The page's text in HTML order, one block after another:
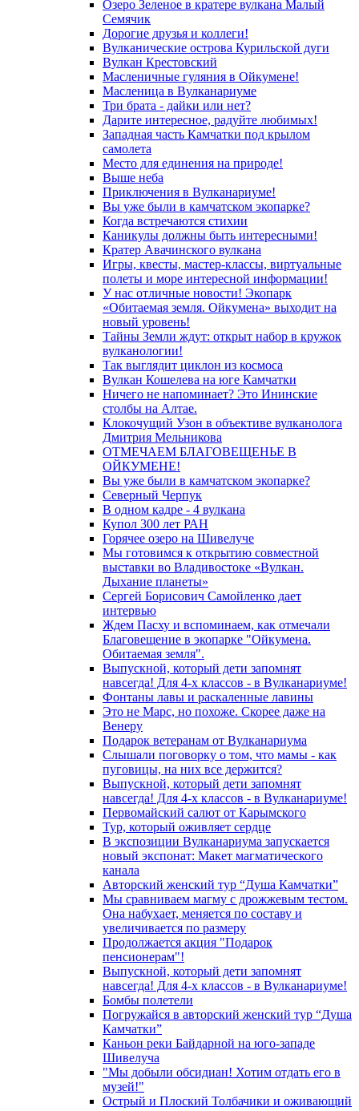
Озеро Зеленое в кратере вулкана Малый
Семячик
Дорогие друзья и коллеги!
Вулканические острова Курильской дуги
Вулкан Крестовский
Масленичные гуляния в Ойкумене!
Масленица в Вулканариуме
Три брата - дайки или нет?
Дарите интересное, радуйте любимых!
Западная часть Камчатки под крылом
самолета
Место для единения на природе!
Выше неба
Приключения в Вулканариуме!
Вы уже были в камчатском экопарке?
Когда встречаются стихии
Каникулы должны быть интересными!
Кратер Авачинского вулкана
Игры, квесты, мастер-классы, виртуальные
полеты и море интересной информации!
У нас отличные новости! Экопарк
«Обитаемая земля. Ойкумена» выходит на
новый уровень!
Тайны Земли ждут: открыт набор в кружок
вулканологии!
Так выглядит циклон из космоса
Вулкан Кошелева на юге Камчатки
Ничего не напоминает? Это Ининские
столбы на Алтае.
Клокочущий Узон в объективе вулканолога
Дмитрия Мельникова
ОТМЕЧАЕМ БЛАГОВЕЩЕНЬЕ В
ОЙКУМЕНЕ!
Вы уже были в камчатском экопарке?
Северный Черпук
В одном кадре - 4 вулкана
Купол 300 лет РАН
Горячее озеро на Шивелуче
Мы готовимся к открытию совместной
выставки во Владивостоке «Вулкан.
Дыхание планеты»
Сергей Борисович Самойленко дает
интервью
Ждем Пасху и вспоминаем, как отмечали
Благовещение в экопарке "Ойкумена.
Обитаемая земля".
Выпускной, который дети запомнят
навсегда! Для 4-х классов - в Вулканариуме!
Фонтаны лавы и раскаленные лавины
Это не Марс, но похоже. Скорее даже на
Венеру
Подарок ветеранам от Вулканариума
Слышали поговорку о том, что мамы - как
пуговицы, на них все держится?
Выпускной, который дети запомнят
навсегда! Для 4-х классов - в Вулканариуме!
Первомайский салют от Карымского
Тур, который оживляет сердце
В экспозиции Вулканариума запускается
новый экспонат: Макет магматического
канала
Авторский женский тур “Душа Камчатки”
Мы сравниваем магму с дрожжевым тестом.
Она набухает, меняется по составу и
увеличивается по размеру
Продолжается акция "Подарок
пенсионерам"!
Выпускной, который дети запомнят
навсегда! Для 4-х классов - в Вулканариуме!
Бомбы полетели
Погружайся в авторский женский тур “Душа
Камчатки”
Каньон реки Байдарной на юго-западе
Шивелуча
"Мы добыли обсидиан! Хотим отдать его в
музей!"
Острый и Плоский Толбачики и оживающий